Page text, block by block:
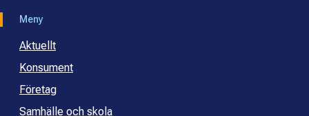
Meny
Aktuellt
Konsument
Företag
Samhälle och skola